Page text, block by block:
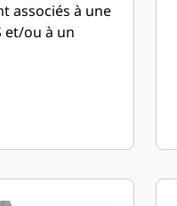
associés à une
et/ou à un